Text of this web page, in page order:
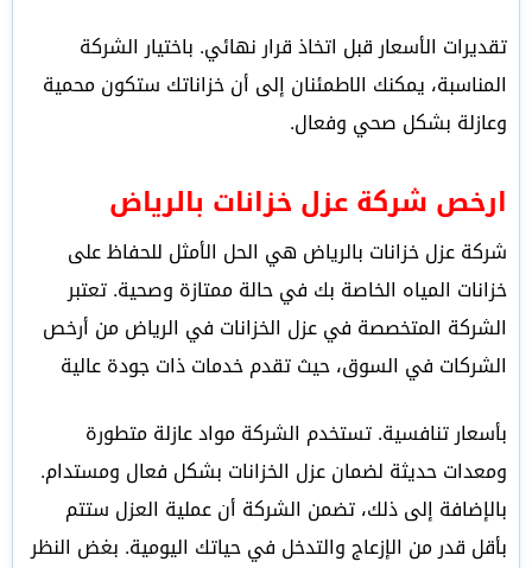
تقديرات الأسعار قبل اتخاذ قرار نهائي. باختيار الشركة
المناسبة، يمكنك الاطمئنان إلى أن خزاناتك ستكون محمية
وعازلة بشكل صحي وفعال.
ارخص شركة عزل خزانات بالرياض
شركة عزل خزانات بالرياض هي الحل الأمثل للحفاظ على
خزانات المياه الخاصة بك في حالة ممتازة وصحية. تعتبر
الشركة المتخصصة في عزل الخزانات في الرياض من أرخص
الشركات في السوق، حيث تقدم خدمات ذات جودة عالية
بأسعار تنافسية. تستخدم الشركة مواد عازلة متطورة
ومعدات حديثة لضمان عزل الخزانات بشكل فعال ومستدام.
بالإضافة إلى ذلك، تضمن الشركة أن عملية العزل ستتم
بأقل قدر من الإزعاج والتدخل في حياتك اليومية. بغض النظر